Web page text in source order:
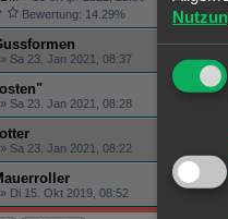
Bewertung: 14.29%
» Sa 23. Jan 2021, 08:37
» Sa 23. Jan 2021, 08:28
» Sa 23. Jan 2021, 08:22
» Di 15. Okt 2019, 08:52